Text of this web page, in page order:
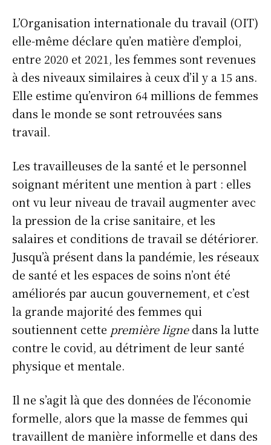
L’Organisation internationale du travail (OIT)
elle-même déclare qu’en matière d’emploi,
entre 2020 et 2021, les femmes sont revenues
à des niveaux similaires à ceux d’il y a 15 ans.
Elle estime qu’environ 64 millions de femmes
dans le monde se sont retrouvées sans
travail.
Les travailleuses de la santé et le personnel
soignant méritent une mention à part : elles
ont vu leur niveau de travail augmenter avec
la pression de la crise sanitaire, et les
salaires et conditions de travail se détériorer.
Jusqu’à présent dans la pandémie, les réseaux
de santé et les espaces de soins n’ont été
améliorés par aucun gouvernement, et c’est
la grande majorité des femmes qui
soutiennent cette première lignedans la lutte
contre le covid, au détriment de leur santé
physique et mentale.
Il ne s’agit là que des données de l’économie
formelle, alors que la masse de femmes qui
travaillent de manière informelle et dans des